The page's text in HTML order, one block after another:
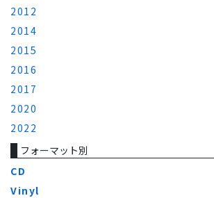
2012
2014
2015
2016
2017
2020
2022
フォーマット別
CD
Vinyl